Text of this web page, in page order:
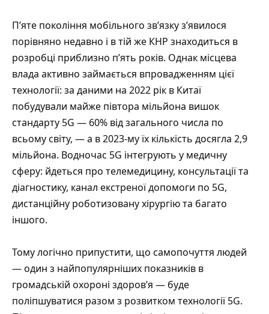
П’яте покоління мобільного зв’язку з’явилося
порівняно недавно і в тій же КНР знаходиться в
розробці приблизно п’ять років. Однак місцева
влада активно займається впровадженням цієї
технології: за даними на 2022 рік в Китаї
побудували майже півтора мільйона вишок
стандарту 5G — 60% від загального числа по
всьому світу, — а в 2023-му їх кількість досягла 2,9
мільйона. Водночас 5G інтегрують у медичну
сферу: йдеться про телемедицину, консультації та
діагностику, канал екстреної допомоги по 5G,
дистанційну роботизовану хірургіюта багато
іншого.
Тому логічно припустити, що самопочуття людей
— один з найпопулярніших показників в
громадській охороні здоров’я — буде
поліпшуватися разом з розвитком технології 5G.